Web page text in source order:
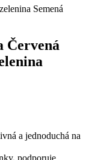
Semená
Červená
a jednoduchá na
podporuje